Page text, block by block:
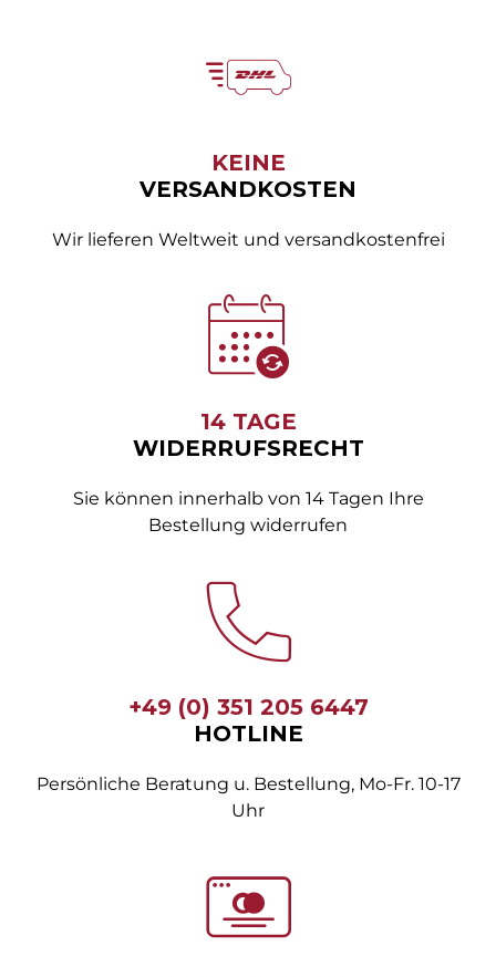
KEINE
VERSANDKOSTEN
Wir lieferen Weltweit und versandkostenfrei
14 TAGE
WIDERRUFSRECHT
Sie können innerhalb von 14 Tagen Ihre
Bestellung widerrufen
+49 (0) 351 205 6447
HOTLINE
Persönliche Beratung u. Bestellung, Mo-Fr. 10-17
Uhr